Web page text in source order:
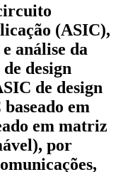
(ASIC),
análise da
design
de design
em
em matriz
por